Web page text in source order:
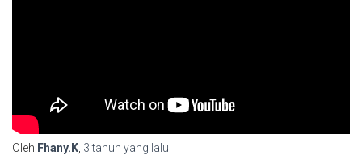
Oleh Fhany.K 3 tahun yang lalu